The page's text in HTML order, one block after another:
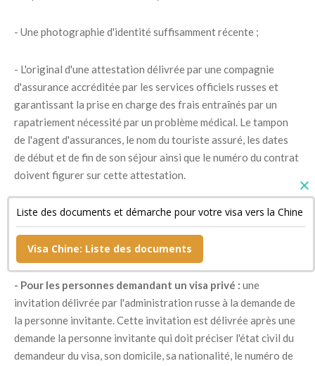
- Une photographie d'identité suffisamment récente ;
- L'original d'une attestation délivrée par une compagnie
d'assurance accréditée par les services officiels russes et
garantissant la prise en charge des frais entraînés par un
rapatriement nécessité par un problème médical. Le tampon
de l'agent d'assurances, le nom du touriste assuré, les dates
de début et de fin de son séjour ainsi que le numéro du contrat
doivent figurer sur cette attestation.
- Un document confirmant la réservation de sa chambre
d'hôtel si son séjour est bref ainsi qu'une copie de son billet de
retour ;
- Pour les personnes demandant un visa privé : une
invitation délivrée par l'administration russe à la demande de
la personne invitante. Cette invitation est délivrée après une
demande la personne invitante qui doit préciser l'état civil du
demandeur du visa, son domicile, sa nationalité, le numéro de
Liste des documents et démarche pour votre visa vers la Chine
Visa Chine: Liste des documents